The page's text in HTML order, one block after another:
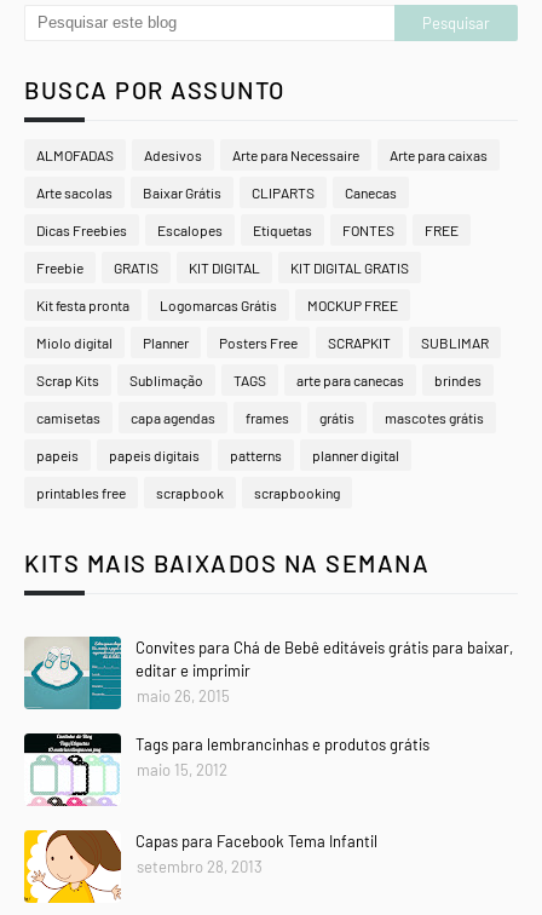
BUSCA POR ASSUNTO
ALMOFADAS Adesivos Arte para Necessaire Arte para caixas
Arte sacolas Baixar Grátis CLIPARTS Canecas
Dicas Freebies Escalopes Etiquetas FONTES FREE
Freebie GRATIS KIT DIGITAL KIT DIGITAL GRATIS
Kit festa pronta Logomarcas Grátis MOCKUP FREE
Miolo digital Planner Posters Free SCRAPKIT SUBLIMAR
Scrap Kits Sublimação TAGS arte para canecas brindes
camisetas capa agendas frames grátis mascotes grátis
papeis papeis digitais patterns planner digital
printables free scrapbook scrapbooking
KITS MAIS BAIXADOS NA SEMANA
Convites para Chá de Bebê editáveis grátis para baixar,
editar e imprimir
maio 26, 2015
Tags para lembrancinhas e produtos grátis
maio 15, 2012
Capas para Facebook Tema Infantil
setembro 28, 2013